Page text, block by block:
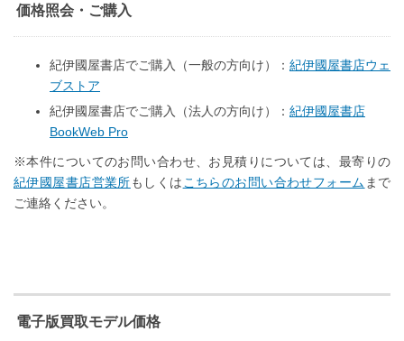
価格照会・ご購入
紀伊國屋書店でご購入（一般の方向け）： 紀伊國屋書店ウェ
ブストア
紀伊國屋書店でご購入（法人の方向け）： 紀伊國屋書店
BookWeb Pro
※本件についてのお問い合わせ、お見積りについては、最寄りの
紀伊國屋書店営業所もしくは こちらのお問い合わせフォーム まで
ご連絡ください。
電子版買取モデル価格